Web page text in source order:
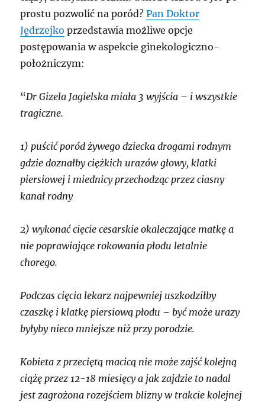
prostu pozwolić na poród?Pan Doktor
Jędrzejko przedstawia możliwe opcje
postępowania w aspekcie ginekologiczno-
położniczym:
“Dr Gizela Jagielska miała 3 wyjścia – i wszystkie
tragiczne.
1) puścić poród żywego dziecka drogami rodnym
gdzie doznałby ciężkich urazów głowy, klatki
piersiowej i miednicy przechodząc przez ciasny
kanał rodny
2) wykonać cięcie cesarskie okaleczające matkę a
nie poprawiające rokowania płodu letalnie
chorego.
Podczas cięcia lekarz najpewniej uszkodziłby
czaszkę i klatkę piersiową płodu – być może urazy
byłyby nieco mniejsze niż przy porodzie.
Kobieta z przeciętą macicą nie może zajść kolejną
ciążę przez 12-18 miesięcy a jak zajdzie to nadal
jest zagrożona rozejściem blizny w trakcie kolejnej